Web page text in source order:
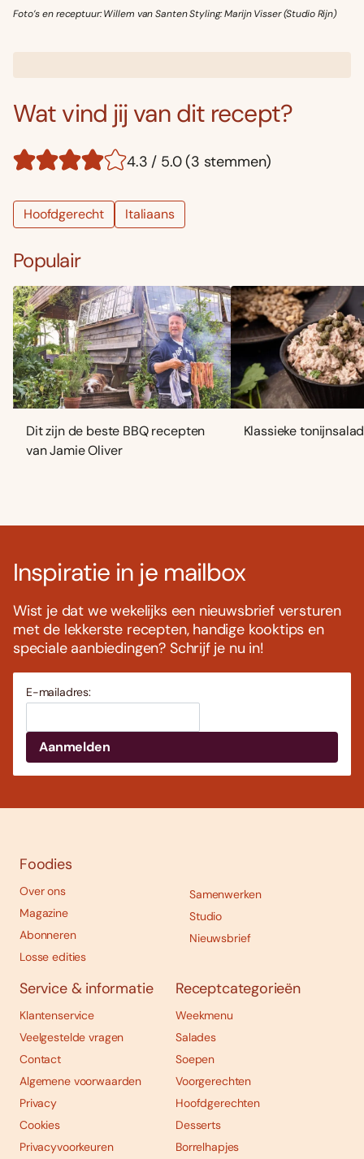
Foto’s en receptuur: Willem van Santen Styling: Marijn Visser (Studio Rijn)
Wat vind jij van dit recept?
4.3 / 5.0 (3 stemmen)
Hoofdgerecht Italiaans
Populair
Dit zijn de beste BBQ recepten
van Jamie Oliver
Klassieke
Inspiratie in je mailbox
Wist je dat we wekelijks een nieuwsbrief versturen
met de lekkerste recepten, handige kooktips en
speciale aanbiedingen? Schrijf je nu in!
E-mailadres:
Foodies
Over ons
Magazine
Abonneren
Losse edities
Samenwerken
Studio
Nieuwsbrief
Service & informatie
Klantenservice
Veelgestelde vragen
Contact
Algemene voorwaarden
Privacy
Cookies
Privacyvoorkeuren
Receptcategorieën
Weekmenu
Salades
Soepen
Voorgerechten
Hoofdgerechten
Desserts
Borrelhapjes